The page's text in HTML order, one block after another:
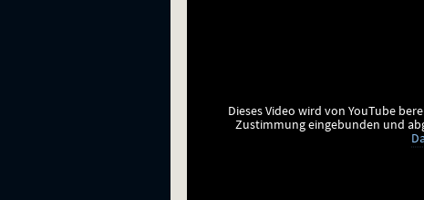
Dieses Video wird von YouTube
Zustimmung eingebunden und